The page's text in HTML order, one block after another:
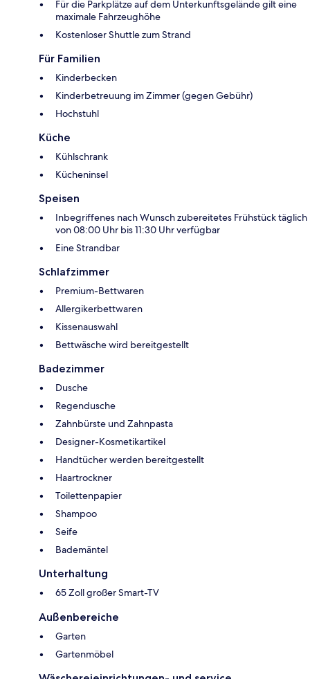
Für die Parkplätze auf dem Unterkunftsgelände gilt eine
maximale Fahrzeughöhe
Kostenloser Shuttle zum Strand
Für Familien
Kinderbecken
Kinderbetreuung im Zimmer (gegen Gebühr)
Hochstuhl
Küche
Kühlschrank
Kücheninsel
Speisen
Inbegriffenes nach Wunsch zubereitetes Frühstück täglich
von 08:00 Uhr bis 11:30 Uhr verfügbar
Eine Strandbar
Schlafzimmer
Premium-Bettwaren
Allergikerbettwaren
Kissenauswahl
Bettwäsche wird bereitgestellt
Badezimmer
Dusche
Regendusche
Zahnbürste und Zahnpasta
Designer-Kosmetikartikel
Handtücher werden bereitgestellt
Haartrockner
Toilettenpapier
Shampoo
Seife
Bademäntel
Unterhaltung
65 Zoll großer Smart-TV
Außenbereiche
Garten
Gartenmöbel